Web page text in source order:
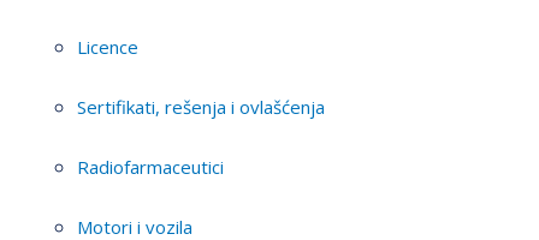
Licence
Sertifikati, rešenja i ovlašćenja
Radiofarmaceutici
Motori i vozila